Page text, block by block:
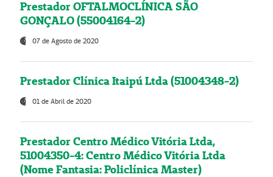
Prestador OFTALMOCLÍNICA SÃO
GONÇALO (55004164-2)
07 de Agosto de 2020
Prestador Clínica Itaipú Ltda (51004348-2)
01 de Abril de 2020
Prestador Centro Médico Vitória Ltda,
51004350-4: Centro Médico Vitória Ltda
(Nome Fantasia: Policlínica Master)